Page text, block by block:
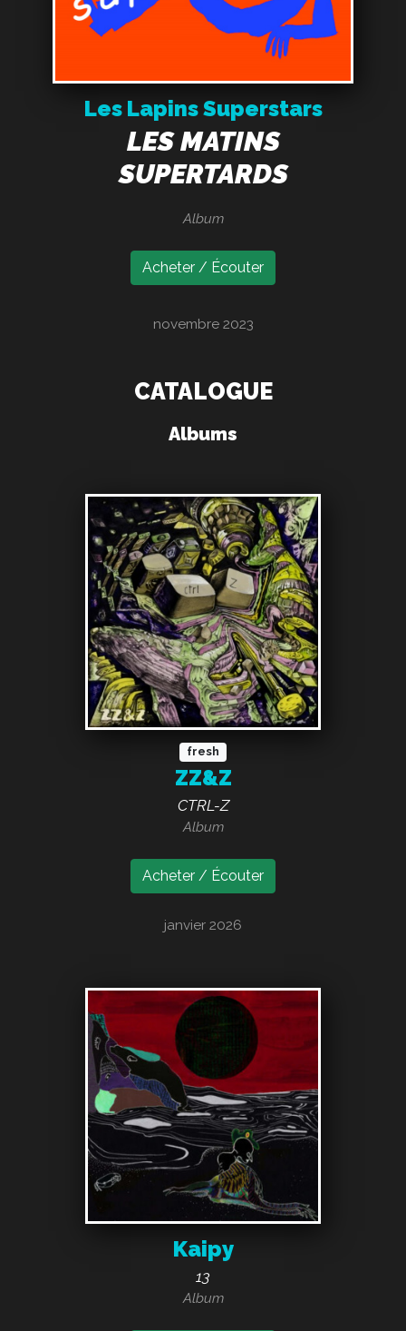
Les Lapins Superstars
LES MATINS
SUPERTARDS
Album
Acheter / Écouter
novembre 2023
CATALOGUE
Albums
fresh
ZZ&Z
CTRL-Z
Album
Acheter / Écouter
janvier 2026
Kaipy
13
Album